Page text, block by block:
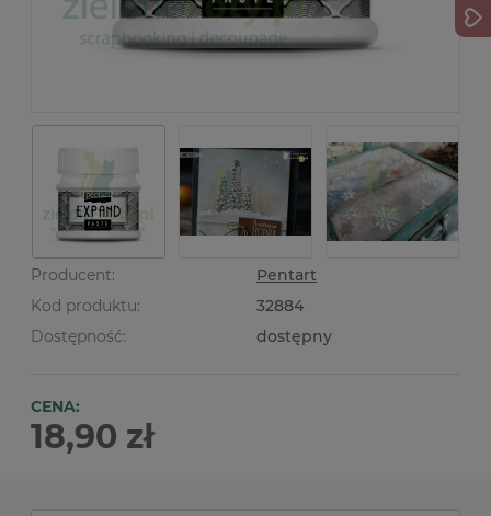
Producent:
Pentart
Kod produktu:
32884
Dostępność:
dostępny
CENA:
18,90 zł